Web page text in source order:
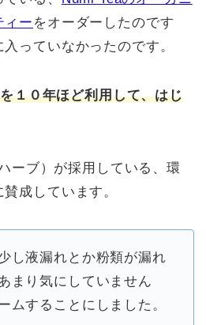
ィー をオーダーしたのです
っていなかったのです。
１０年ほど利用して、はじ
ーブ）が採用している、環
成しています。
し液漏れとか粉類が漏れ
まり気にしていません
ムすることにしました。